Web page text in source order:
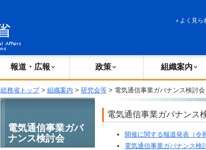
よく見ら
報道・広報 政策 組織案内
総務省トップ> 組織案内 > 研究会等 > 電気通信事業ガバナンス検討会
電気通信事業ガバナンス
開催に関する報道発表（令
電気通信事業ガバナンス検
電気通信事業ガバ
ナンス検討会